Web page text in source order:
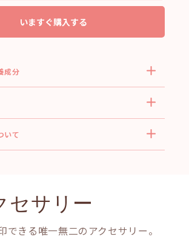
いますぐ購入する
成分
いて
セサリー
できる唯一無二のアクセサリー。